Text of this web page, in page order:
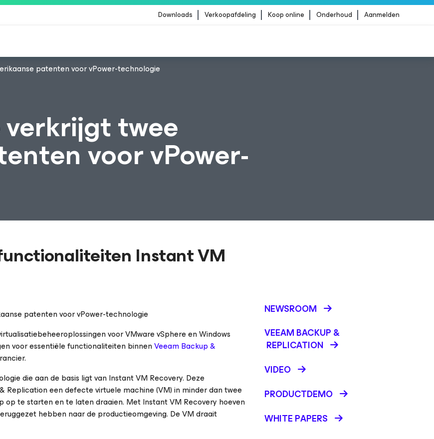
Downloads Verkoopafdeling Koop online Onderhoud Aanmelden
patenten voor vPower-technologie
twee
voor vPower-
Instant VM
patenten voor vPower-technologie
voor VMware vSphere en Windows
voor essentiële functionaliteiten binnenVeeam Backup &
die aan de basis ligt van Instant VM Recovery. Deze
een defecte virtuele machine (VM) in minder dan twee
te starten en te laten draaien. Met Instant VM Recovery hoeven
hebben naar de productieomgeving. De VM draait
NEWSROOM
VEEAM BACKUP &
REPLICATION
VIDEO
PRODUCTDEMO
WHITE PAPERS